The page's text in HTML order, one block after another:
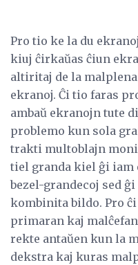
Pro tio ke la du
kiuj ĉirkaŭas ĉiun
altiritaj de la
ekranoj. Ĉi tio faras
ambaŭ ekranojn tute
problemo kun sola
trakti multoblajn
tiel granda kiel ĝi iam
bezel-grandecoj sed
kombinita bildo. Pro
primaran kaj
rekte antaŭen kun la
dekstra kaj kuras